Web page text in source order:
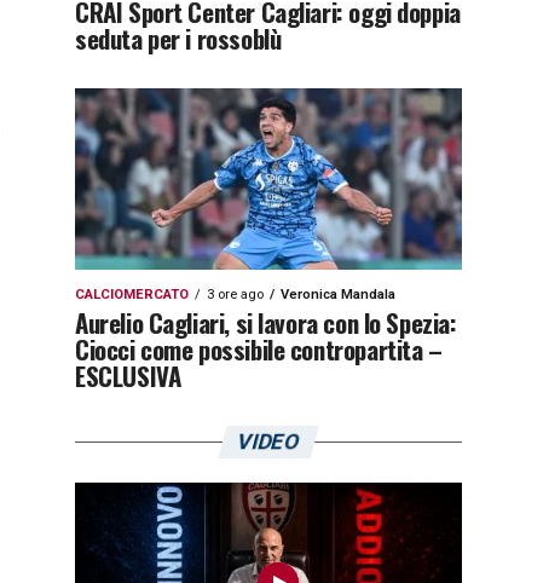
CRAI Sport Center Cagliari: oggi doppia
seduta per i rossoblù
CALCIOMERCATO 3 ore ago Veronica Mandala
Aurelio Cagliari, si lavora con lo Spezia:
Ciocci come possibile contropartita –
ESCLUSIVA
VIDEO